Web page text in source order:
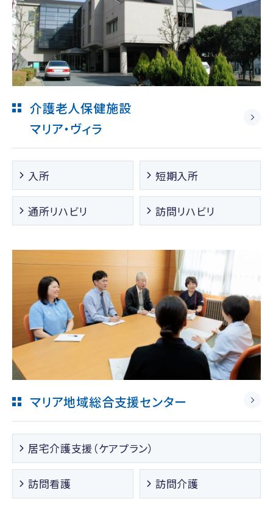
介護老人保健施設
マリア・ヴィラ
入所 短期入所
通所リハビリ 訪問リハビリ
マリア地域総合支援センター
居宅介護支援（ケアプラン）
訪問看護 訪問介護